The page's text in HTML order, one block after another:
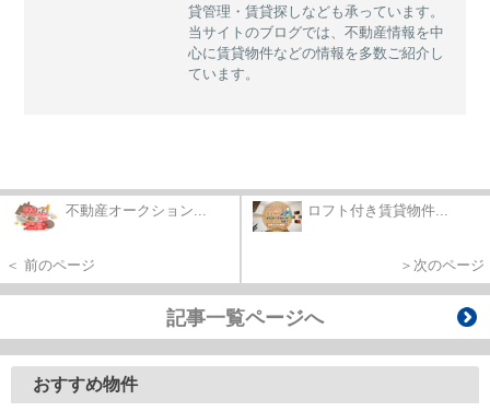
貸管理・賃貸探しなども承っています。
当サイトのブログでは、不動産情報を中
心に賃貸物件などの情報を多数ご紹介し
ています。
不動産オークション...
＜ 前のページ
ロフト付き賃貸物件...
＞次のページ
記事一覧ページへ
おすすめ物件